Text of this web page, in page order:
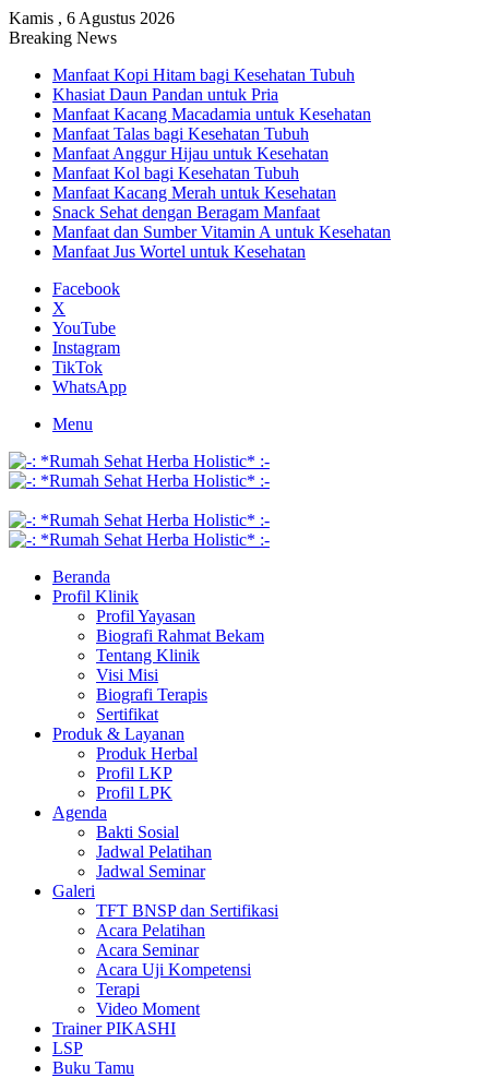
Kamis , 6 Agustus 2026
Breaking News
Manfaat Kopi Hitam bagi Kesehatan Tubuh
Khasiat Daun Pandan untuk Pria
Manfaat Kacang Macadamia untuk Kesehatan
Manfaat Talas bagi Kesehatan Tubuh
Manfaat Anggur Hijau untuk Kesehatan
Manfaat Kol bagi Kesehatan Tubuh
Manfaat Kacang Merah untuk Kesehatan
Snack Sehat dengan Beragam Manfaat
Manfaat dan Sumber Vitamin A untuk Kesehatan
Manfaat Jus Wortel untuk Kesehatan
Facebook
X
YouTube
Instagram
TikTok
WhatsApp
Menu
Beranda
Profil Klinik
Profil Yayasan
Biografi Rahmat Bekam
Tentang Klinik
Visi Misi
Biografi Terapis
Sertifikat
Produk & Layanan
Produk Herbal
Profil LKP
Profil LPK
Agenda
Bakti Sosial
Jadwal Pelatihan
Jadwal Seminar
Galeri
TFT BNSP dan Sertifikasi
Acara Pelatihan
Acara Seminar
Acara Uji Kompetensi
Terapi
Video Moment
Trainer PIKASHI
LSP
Buku Tamu